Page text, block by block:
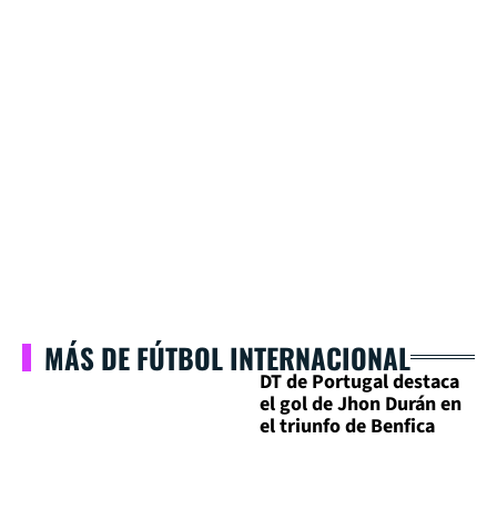
MÁS DE FÚTBOL INTERNACIONAL
DT de Portugal destaca
el gol de Jhon Durán en
el triunfo de Benfica